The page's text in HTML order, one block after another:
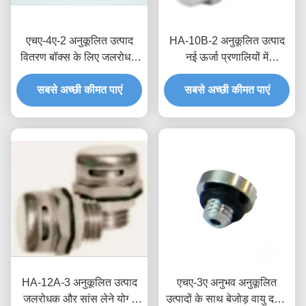
एचए-4ए-2 अनुकूलित उत्पाद
वितरण बॉक्स के लिए जलरोधक
सांस लेने योग्य वाल्व जलरोधक
और नमी संरक्षण
सबसे अच्छी कीमत पाएं
HA-10B-2 अनुकूलित उत्पाद
नई ऊर्जा प्रणालियों में
विश्वसनीयता और सेवा जीवन में
सुधार के लिए जलरोधक सांस
लेने योग्य वाल्व
सबसे अच्छी कीमत पाएं
HA-12A-3 अनुकूलित उत्पाद
जलरोधक और सांस लेने योग्य
एचए-3ए अनुभव अनुकूलित
उत्पादों के साथ बेजोड़ वायु दबाव